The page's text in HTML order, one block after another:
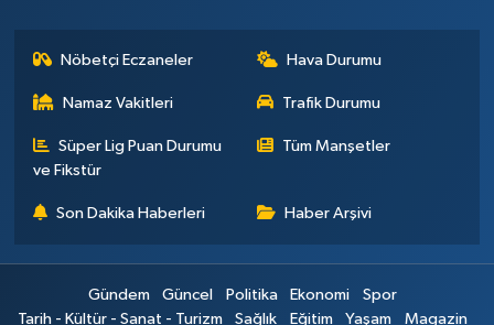
Nöbetçi Eczaneler Hava Durumu
Namaz Vakitleri Trafik Durumu
Süper Lig Puan Durumu
ve Fikstür
Tüm Manşetler
Son Dakika Haberleri Haber Arşivi
Gündem Güncel Politika Ekonomi
Spor
Tarih - Kültür - Sanat - Turizm
Sağlık Eğitim Yaşam Magazin